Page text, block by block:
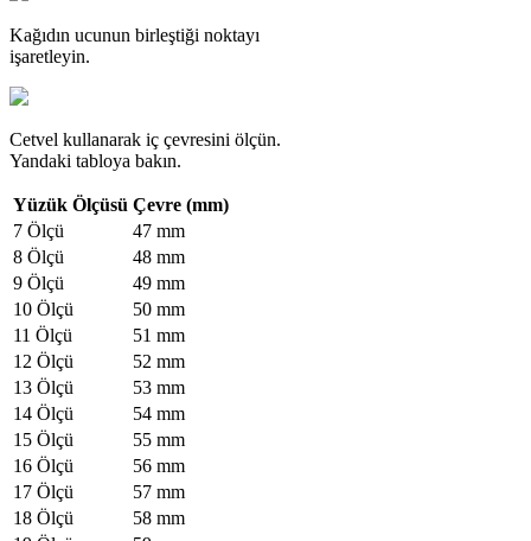
Kağıdın ucunun birleştiği noktayı
işaretleyin.
Cetvel kullanarak iç çevresini ölçün.
Yandaki tabloya bakın.
Yüzük Ölçüsü Çevre (mm)
7 Ölçü
47 mm
8 Ölçü
48 mm
9 Ölçü
49 mm
10 Ölçü
50 mm
11 Ölçü
51 mm
12 Ölçü
52 mm
13 Ölçü
53 mm
14 Ölçü
54 mm
15 Ölçü
55 mm
16 Ölçü
56 mm
17 Ölçü
57 mm
18 Ölçü
58 mm